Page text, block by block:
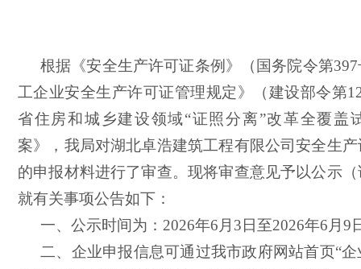
根据《安全生产许可证条例》（国务院令第
工企业安全生产许可证管理规定》（建设部令第
省住房和城乡建设领域“证照分离”改革全覆盖
案》，我局对湖北卓浩建筑工程有限公司安全生
的申报材料进行了审查。现将审查意见予以公示
就有关事项公告如下：
一、公示时间为： 2026年6 月 3 日至2026年6 月 9
二、企业申报信息可通过我市政府网站首页“